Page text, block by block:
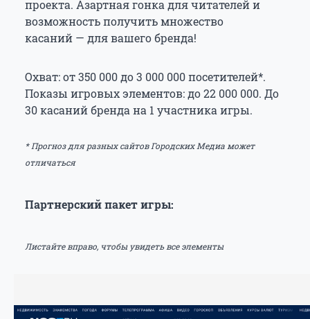
проекта. Азартная гонка для читателей и
возможность получить множество
касаний — для вашего бренда!
Охват: от 350 000 до 3 000 000 посетителей*.
Показы игровых элементов: до 22 000 000. До
30 касаний бренда на 1 участника игры.
* Прогноз для разных сайтов Городских Медиа может
отличаться
Партнерский пакет игры:
Листайте вправо, чтобы увидеть все элементы